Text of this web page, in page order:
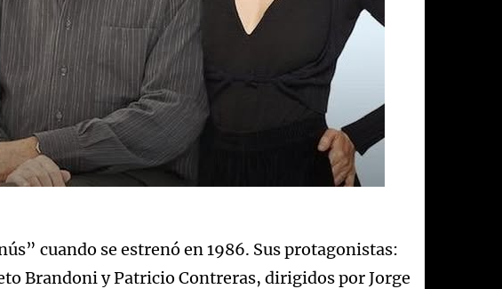
cuando se estrenó en 1986. Sus protagonistas:
Brandoni y Patricio Contreras, dirigidos por Jorge